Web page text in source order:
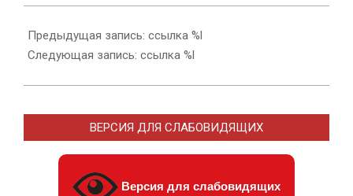
01-
24
Предыдущая запись: ссылка %l
Следующая запись: ссылка %l
ВЕРСИЯ ДЛЯ СЛАБОВИДЯЩИХ
Версия для слабовидящих